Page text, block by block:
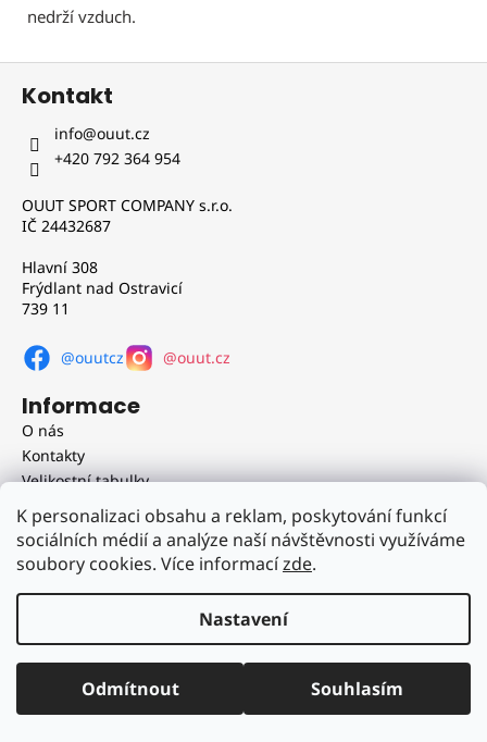
K personalizaci obsahu a reklam, poskytování funkcí
sociálních médií a analýze naší návštěvnosti využíváme
soubory cookies. Více informacízde.
Nastavení
Odmítnout Souhlasím
nedrží vzduch.
Z
Kontakt
info@ouut.cz
+420 792 364 954
OUUT SPORT COMPANY s.r.o.
IČ 24432687
Hlavní 308
Frýdlant nad Ostravicí
739 11
@ouutcz @ouut.cz
Informace
O nás
Kontakty
Velikostní tabulky
Obchodní podmínky
Doprava a platba
Reklamační řád
Podmínky ochrany osobních údajů
Copyright 2026OUUT.cz. Všechna práva vyhrazena.Upravit